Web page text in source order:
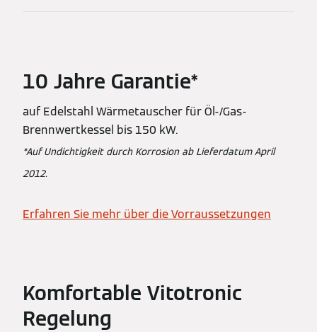
10 Jahre Garantie*
auf Edelstahl Wärmetauscher für Öl-/Gas-
Brennwertkessel bis 150 kW.
*Auf Undichtigkeit durch Korrosion ab Lieferdatum April
2012.
Erfahren Sie mehr über die Vorraussetzungen
Komfortable Vitotronic
Regelung